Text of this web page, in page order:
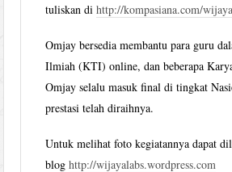
tuliskan dihttp://kompasiana.com/
Omjay bersedia membantu para guru
Ilmiah (KTI) online, dan beberapa
Omjay selalu masuk final di tingkat
prestasi telah diraihnya.
Untuk melihat foto kegiatannya dapat
bloghttp://wijayalabs.wordpress.com